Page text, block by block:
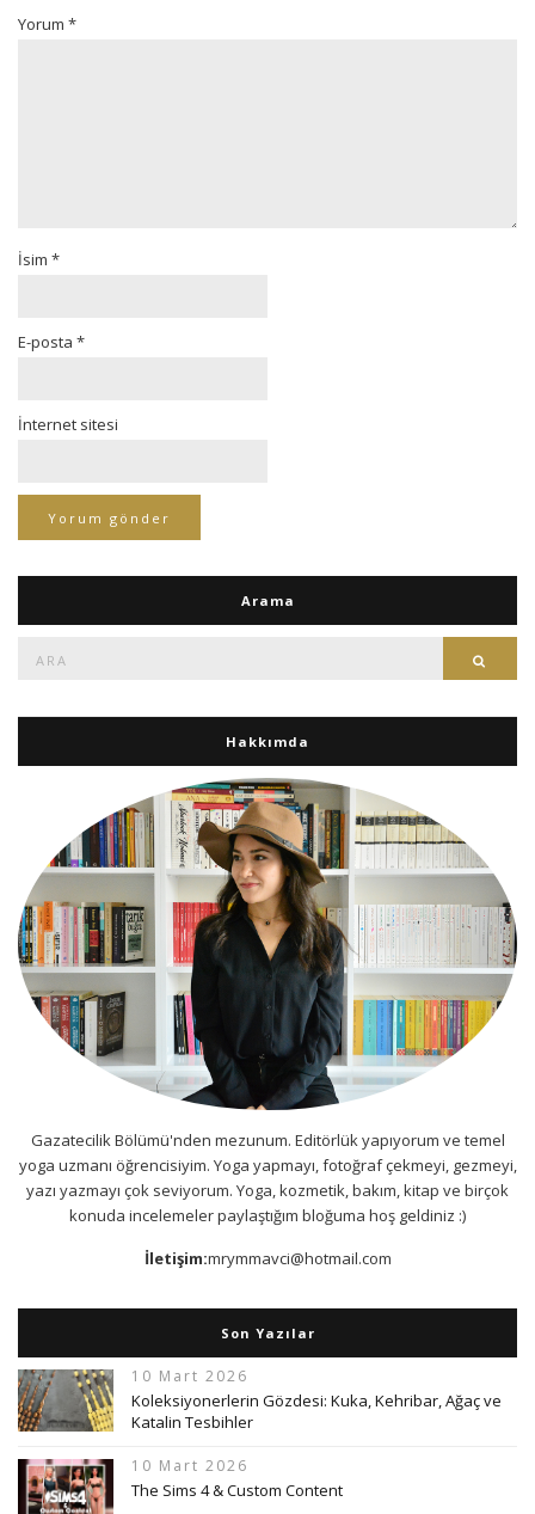
Yorum *
İsim *
E-posta *
İnternet sitesi
Arama
Hakkımda
Gazatecilik Bölümü'nden mezunum. Editörlük yapıyorum ve temel
yoga uzmanı öğrencisiyim. Yoga yapmayı, fotoğraf çekmeyi, gezmeyi,
yazı yazmayı çok seviyorum. Yoga, kozmetik, bakım, kitap ve birçok
konuda incelemeler paylaştığım bloğuma hoş geldiniz :)
İletişim:mrymmavci@hotmail.com
Son Yazılar
10 Mart 2026
Koleksiyonerlerin Gözdesi: Kuka, Kehribar, Ağaç ve
Katalin Tesbihler
10 Mart 2026
The Sims 4 & Custom Content